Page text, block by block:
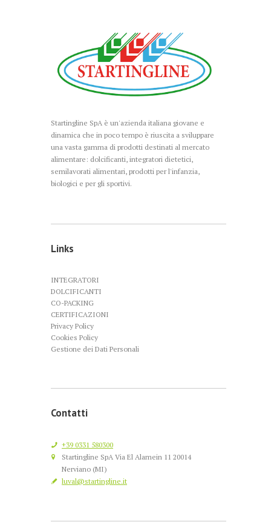
Startingline SpA è un'azienda italiana giovane e
dinamica che in poco tempo è riuscita a sviluppare
una vasta gamma di prodotti destinati al mercato
alimentare: dolcificanti, integratori dietetici,
semilavorati alimentari, prodotti per l'infanzia,
biologici e per gli sportivi.
Links
INTEGRATORI
DOLCIFICANTI
CO-PACKING
CERTIFICAZIONI
Privacy Policy
Cookies Policy
Gestione dei Dati Personali
Contatti
+39 0331 580300
Startingline SpA Via El Alamein 11 20014
Nerviano (MI)
luval@startingline.it